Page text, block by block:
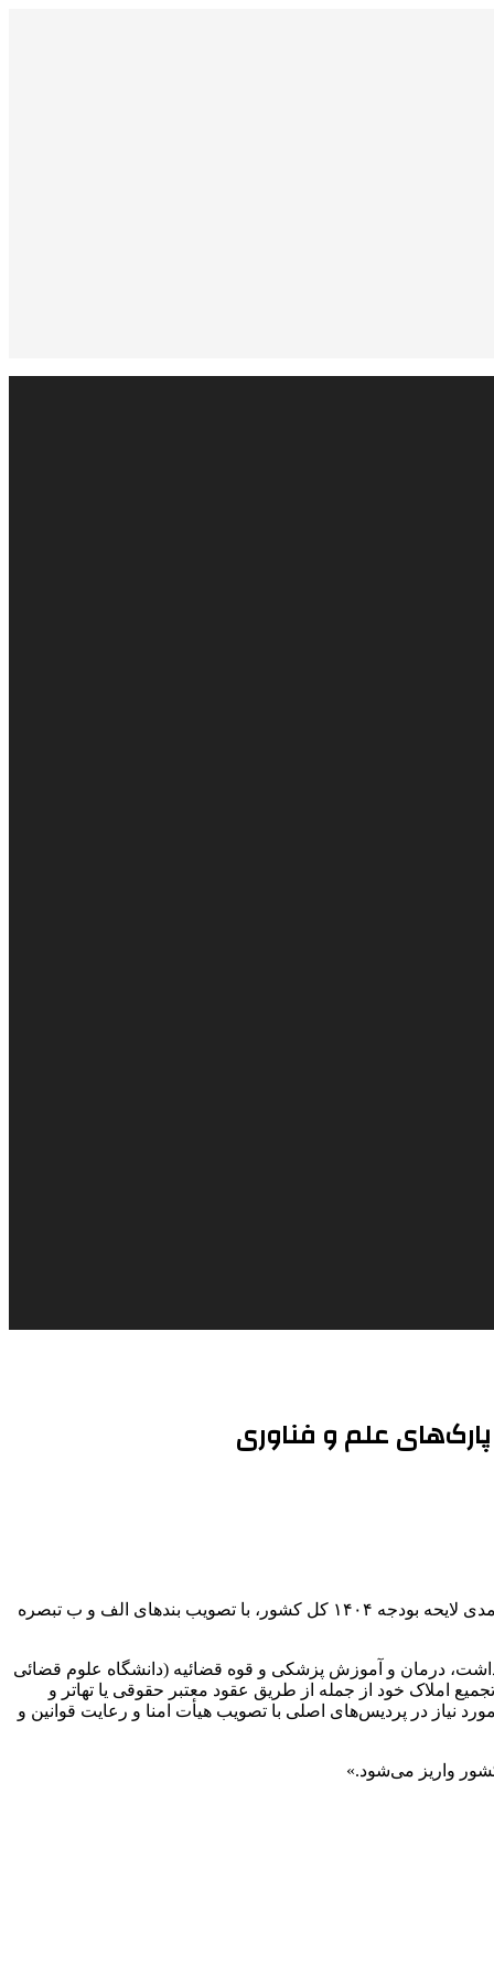
علم و فناوری
ارتباط فردا: نمایندگان مجلس شورای اسلامی در جلسه نوبت شب روز سه‌شنبه ۱۳ آذر ۱۴۰۳ صحن مجلس، در جریان رسیدگی به بخش درآمدی لایحه بودجه ۱۴۰۴ کل کشور، با تصویب بندهای الف و ب تبصره
درمان و آموزش پزشکی و قوه قضائیه (دانشگاه علوم قضائی
املاک خود از جمله از طریق عقود معتبر حقوقی یا تهاتر و
نیاز در پردیس‌های اصلی با تصویب هیأت امنا و رعایت قوانین و